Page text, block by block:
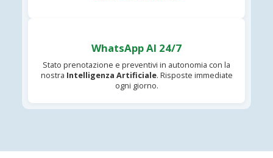
WhatsApp AI 24/7
Stato prenotazione e preventivi in autonomia con la
nostra Intelligenza Artificiale. Risposte immediate
ogni giorno.